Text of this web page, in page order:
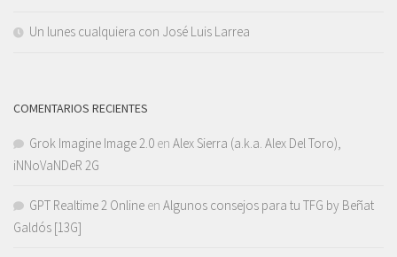
Un lunes cualquiera con José Luis Larrea
COMENTARIOS RECIENTES
Grok Imagine Image 2.0 en Alex Sierra (a.k.a. Alex Del Toro),
iNNoVaNDeR 2G
GPT Realtime 2 Online en Algunos consejos para tu TFG by Beñat
Galdós [13G]